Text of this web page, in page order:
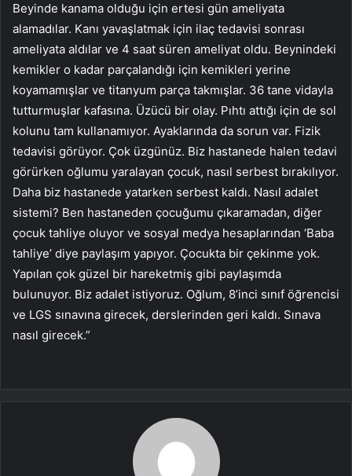
Beyinde kanama olduğu için ertesi gün ameliyata
alamadılar. Kanı yavaşlatmak için ilaç tedavisi sonrası
ameliyata aldılar ve 4 saat süren ameliyat oldu. Beynindeki
kemikler o kadar parçalandığı için kemikleri yerine
koyamamışlar ve titanyum parça takmışlar. 36 tane vidayla
tutturmuşlar kafasına. Üzücü bir olay. Pıhtı attığı için de sol
kolunu tam kullanamıyor. Ayaklarında da sorun var. Fizik
tedavisi görüyor. Çok üzgünüz. Biz hastanede halen tedavi
görürken oğlumu yaralayan çocuk, nasıl serbest bırakılıyor.
Daha biz hastanede yatarken serbest kaldı. Nasıl adalet
sistemi? Ben hastaneden çocuğumu çıkaramadan, diğer
çocuk tahliye oluyor ve sosyal medya hesaplarından ‘Baba
tahliye’ diye paylaşım yapıyor. Çocukta bir çekinme yok.
Yapılan çok güzel bir hareketmiş gibi paylaşımda
bulunuyor. Biz adalet istiyoruz. Oğlum, 8’inci sınıf öğrencisi
ve LGS sınavına girecek, derslerinden geri kaldı. Sınava
nasıl girecek.”